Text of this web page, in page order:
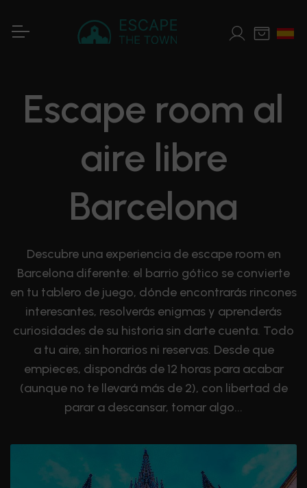
Escape room al
aire libre
Barcelona
Descubre una experiencia de escape room en
Barcelona diferente: el barrio gótico se convierte
en tu tablero de juego, dónde encontrarás rincones
interesantes, resolverás enigmas y aprenderás
curiosidades de su historia sin darte cuenta. Todo
a tu aire, sin horarios ni reservas. Desde que
empieces, dispondrás de 12 horas para acabar
(aunque no te llevará más de 2), con libertad de
parar a descansar, tomar algo...